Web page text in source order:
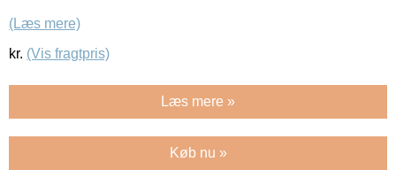
(Læs mere)
kr. (Vis fragtpris)
Læs mere »
Køb nu »